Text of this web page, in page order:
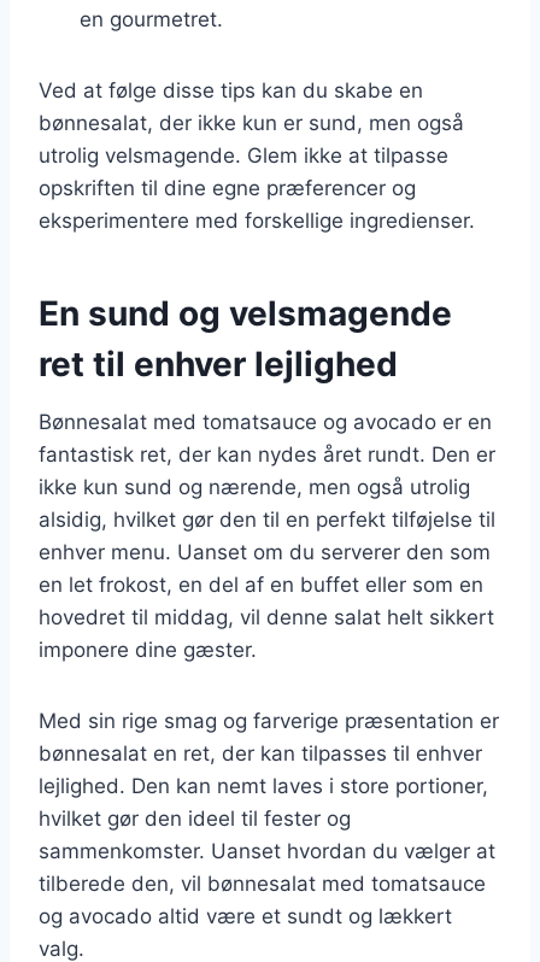
en gourmetret.
Ved at følge disse tips kan du skabe en
bønnesalat, der ikke kun er sund, men også
utrolig velsmagende. Glem ikke at tilpasse
opskriften til dine egne præferencer og
eksperimentere med forskellige ingredienser.
En sund og velsmagende
ret til enhver lejlighed
Bønnesalat med tomatsauce og avocado er en
fantastisk ret, der kan nydes året rundt. Den er
ikke kun sund og nærende, men også utrolig
alsidig, hvilket gør den til en perfekt tilføjelse til
enhver menu. Uanset om du serverer den som
en let frokost, en del af en buffet eller som en
hovedret til middag, vil denne salat helt sikkert
imponere dine gæster.
Med sin rige smag og farverige præsentation er
bønnesalat en ret, der kan tilpasses til enhver
lejlighed. Den kan nemt laves i store portioner,
hvilket gør den ideel til fester og
sammenkomster. Uanset hvordan du vælger at
tilberede den, vil bønnesalat med tomatsauce
og avocado altid være et sundt og lækkert
valg.